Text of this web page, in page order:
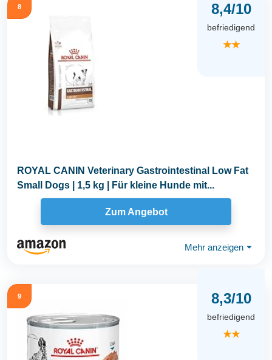
8 8,4/10
befriedigend
★★
ROYAL CANIN Veterinary Gastrointestinal Low Fat
Small Dogs | 1,5 kg | Für kleine Hunde mit...
Zum Angebot
Mehr anzeigen ⏷
9 8,3/10
befriedigend
★★